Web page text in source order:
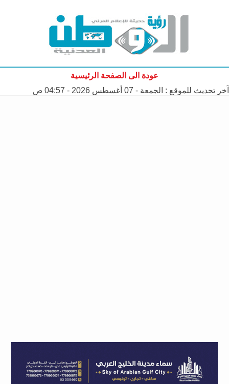
عودة الى الصفحة الرئيسية
آخر تحديث للموقع : الجمعة - 07 أغسطس 2026 - 04:57 ص